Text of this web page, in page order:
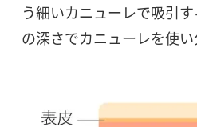
う細いカニューレで吸引
の深さでカニューレを使い